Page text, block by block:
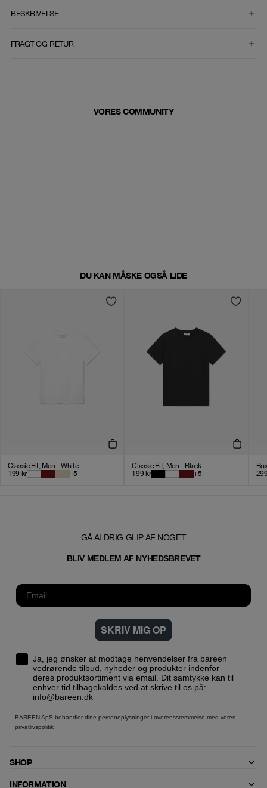
BESKRIVELSE
FRAGT OG RETUR
VORES COMMUNITY
DU KAN MÅSKE OGSÅ LIDE
Classic Fit, Men - White
199 kr +5
Classic Fit, Men - Black
199 kr +5
GÅ ALDRIG GLIP AF NOGET
BLIV MEDLEM AF NYHEDSBREVET
SKRIV MIG OP
Ja, jeg ønsker at modtage henvendelser fra bareen
vedrørende tilbud, nyheder og produkter indenfor
deres produktsortiment via email. Dit samtykke kan til
enhver tid tilbagekaldes ved at skrive til os på:
info@bareen.dk
BAREEN ApS behandler dine personoplysninger i overensstemmelse med vores
privatlivspolitik
SHOP
INFORMATION